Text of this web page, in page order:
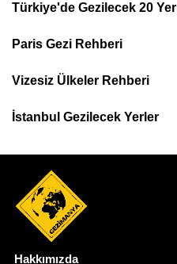
Top
Menu
Türkiye'de Gezilecek 20 Yer
Paris Gezi Rehberi
Vizesiz Ülkeler Rehberi
İstanbul Gezilecek Yerler
Hakkımızda